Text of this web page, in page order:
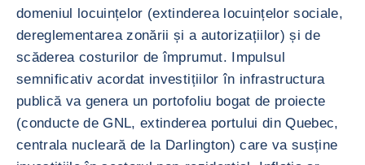
domeniul locuințelor (extinderea locuințelor sociale,
dereglementarea zonării și a autorizațiilor) și de
scăderea costurilor de împrumut. Impulsul
semnificativ acordat investițiilor în infrastructura
publică va genera un portofoliu bogat de proiecte
(conducte de GNL, extinderea portului din Quebec,
centrala nucleară de la Darlington) care va susține